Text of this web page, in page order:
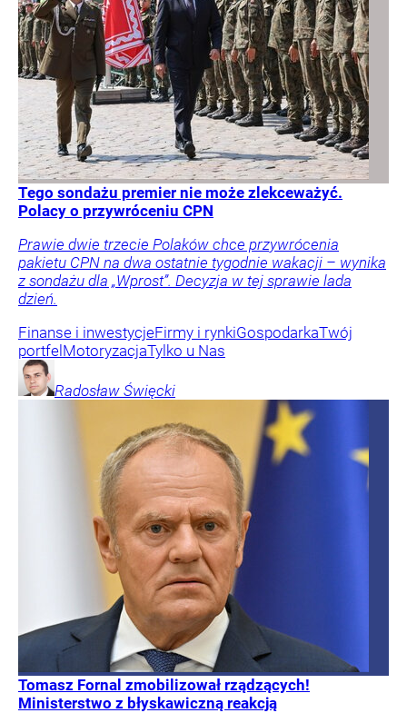
Tego sondażu premier nie może zlekceważyć.
Polacy o przywróceniu CPN
Prawie dwie trzecie Polaków chce przywrócenia
pakietu CPN na dwa ostatnie tygodnie wakacji – wynika
z sondażu dla „Wprost”. Decyzja w tej sprawie lada
dzień.
Finanse i inwestycjeFirmy i rynkiGospodarkaTwój
portfelMotoryzacjaTylko u Nas
Radosław Święcki
Tomasz Fornal zmobilizował rządzących!
Ministerstwo z błyskawiczną reakcją